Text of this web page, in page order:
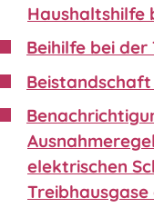
Haushaltshilfe
Beihilfe bei
elektrischen